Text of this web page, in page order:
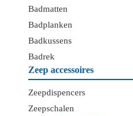
Badmatten
Badplanken
Badkussens
Badrek
Zeep accessoires
Zeepdispencers
Zeepschalen